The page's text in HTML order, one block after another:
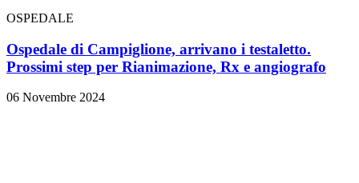
OSPEDALE
Ospedale di Campiglione, arrivano i testaletto.
Prossimi step per Rianimazione, Rx e angiografo
06 Novembre 2024